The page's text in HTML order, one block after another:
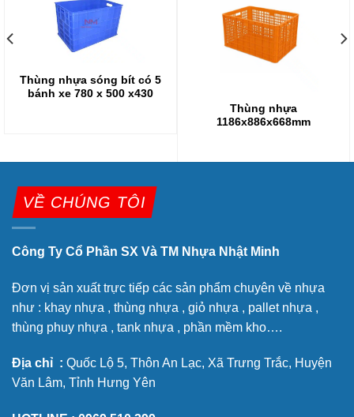
Thùng nhựa sóng bít có 5
bánh xe 780 x 500 x430
Thùng nhựa
1186x886x668mm
VỀ CHÚNG TÔI
Công Ty Cổ Phần SX Và TM Nhựa Nhật Minh
Đơn vị sản xuất trực tiếp các sản phẩm chuyên về nhựa
như : khay nhựa , thùng nhựa , giỏ nhựa , pallet nhựa ,
thùng phuy nhựa , tank nhựa , phần mềm kho….
Địa chỉ : Quốc Lộ 5, Thôn An Lạc, Xã Trưng Trắc, Huyện
Văn Lâm, Tỉnh Hưng Yên